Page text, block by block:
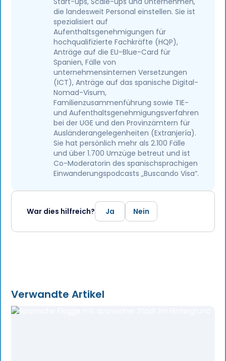
die landesweit Personal einstellen. Sie ist
spezialisiert auf
Aufenthaltsgenehmigungen für
hochqualifizierte Fachkräfte (HQP),
Anträge auf die EU-Blue-Card für
Spanien, Fälle von
unternehmensinternen Versetzungen
(ICT), Anträge auf das spanische Digital-
Nomad-Visum,
Familienzusammenführung sowie TIE-
und Aufenthaltsgenehmigungsverfahren
bei der UGE und den Provinzämtern für
Ausländerangelegenheiten (Extranjería).
Sie hat persönlich mehr als 2.100 Fälle
und über 1.700 Umzüge betreut und ist
Co-Moderatorin des spanischsprachigen
Einwanderungspodcasts „Buscando Visa“.
War dies hilfreich? Ja Nein
Verwandte Artikel